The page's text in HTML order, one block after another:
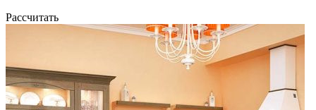
Рассчитать